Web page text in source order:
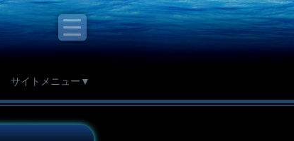
サイトメニュー▼